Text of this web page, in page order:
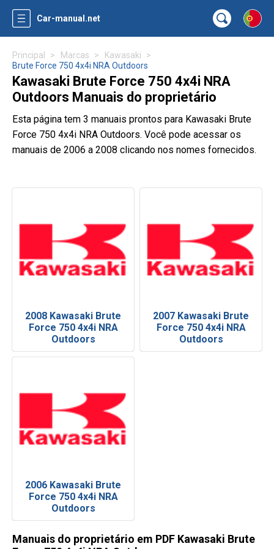
Car-manual.net
Principal Marcas
Kawasaki
Brute Force 750 4x4i NRA Outdoors
Kawasaki Brute Force 750 4x4i NRA
Outdoors Manuais do proprietário
Esta página tem 3 manuais prontos para Kawasaki Brute
Force 750 4x4i NRA Outdoors. Você pode acessar os
manuais de 2006 a 2008 clicando nos nomes fornecidos.
2008 Kawasaki Brute
Force 750 4x4i NRA
Outdoors
2007 Kawasaki Brute
Force 750 4x4i NRA
Outdoors
2006 Kawasaki Brute
Force 750 4x4i NRA
Outdoors
Manuais do proprietário em PDF Kawasaki Brute